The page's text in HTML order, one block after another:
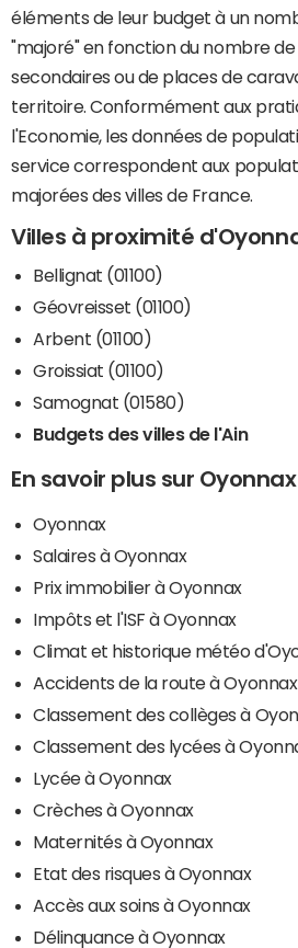
éléments de leur budget à un
"majoré" en fonction du nombre de
secondaires ou de places de
territoire. Conformément aux
l'Economie, les données de
service correspondent aux
majorées des villes de France.
Villes à proximité
Bellignat (01100)
Géovreisset (01100)
Arbent (01100)
Groissiat (01100)
Samognat (01580)
Budgets des villes de l'Ain
En savoir plus sur Oyonnax
Oyonnax
Salaires à Oyonnax
Prix immobilier à Oyonnax
Impôts et l'ISF à Oyonnax
Climat et historique météo
Accidents de la route à Oyonnax
Classement des collèges à
Classement des lycées à
Lycée à Oyonnax
Crèches à Oyonnax
Maternités à Oyonnax
Etat des risques à Oyonnax
Accès aux soins à Oyonnax
Délinquance à Oyonnax